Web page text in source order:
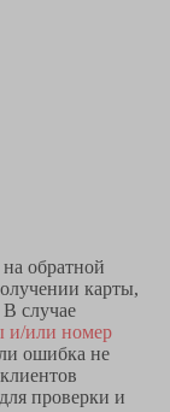
обратной
карты,
случае
и/или номер
ошибка не
для проверки и